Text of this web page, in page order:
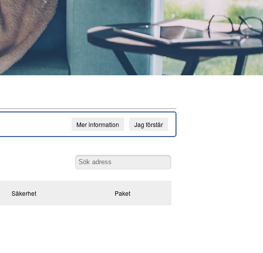
Jag förstår
Mer information
Säkerhet Paket